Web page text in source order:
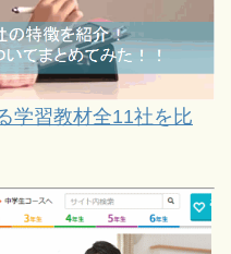
学習教材全11社を比